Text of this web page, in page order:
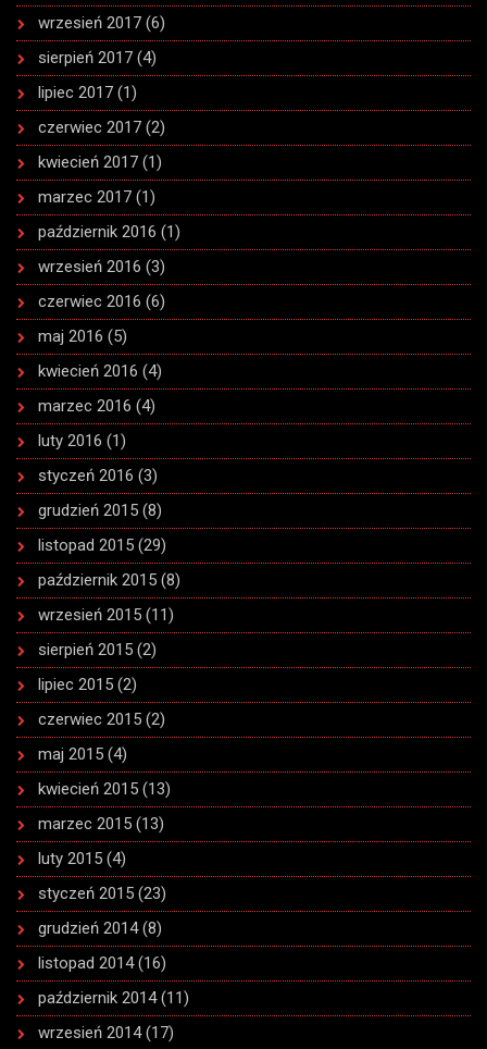
wrzesień 2017 (6)
sierpień 2017 (4)
lipiec 2017 (1)
czerwiec 2017 (2)
kwiecień 2017 (1)
marzec 2017 (1)
październik 2016 (1)
wrzesień 2016 (3)
czerwiec 2016 (6)
maj 2016 (5)
kwiecień 2016 (4)
marzec 2016 (4)
luty 2016 (1)
styczeń 2016 (3)
grudzień 2015 (8)
listopad 2015 (29)
październik 2015 (8)
wrzesień 2015 (11)
sierpień 2015 (2)
lipiec 2015 (2)
czerwiec 2015 (2)
maj 2015 (4)
kwiecień 2015 (13)
marzec 2015 (13)
luty 2015 (4)
styczeń 2015 (23)
grudzień 2014(8)
listopad 2014(16)
październik 2014(11)
wrzesień 2014(17)